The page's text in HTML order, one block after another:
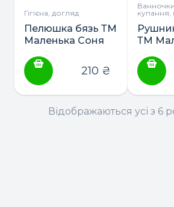
Гігієна, догляд
Пелюшка бязь ТМ
Маленька Соня
210 ₴
ТМ
Відображаються усі з 6